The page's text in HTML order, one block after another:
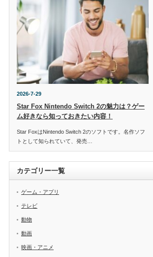
2026-7-29
Star Fox Nintendo Switch 2の魅力は？ゲー
ム好きなら知っておきたい内容！
Star FoxはNintendo Switch 2のソフトです。名作ソフ
トとして知られていて、発売…
カテゴリー一覧
ゲーム・アプリ
テレビ
動物
動画
映画・アニメ